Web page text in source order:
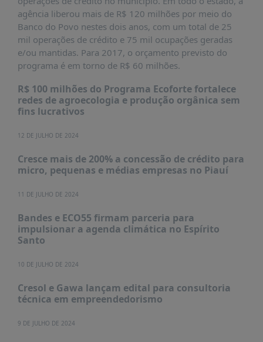
agência liberou mais de R$ 120 milhões por meio do
Banco do Povo nestes dois anos, com um total de 25
mil operações de crédito e 75 mil ocupações geradas
e/ou mantidas. Para 2017, o orçamento previsto do
programa é em torno de R$ 60 milhões.
R$ 100 milhões do Programa Ecoforte fortalece
redes de agroecologia e produção orgânica sem
fins lucrativos
12 DE JULHO DE 2024
Cresce mais de 200% a concessão de crédito para
micro, pequenas e médias empresas no Piauí
11 DE JULHO DE 2024
Bandes e ECO55 firmam parceria para
impulsionar a agenda climática no Espírito
Santo
10 DE JULHO DE 2024
Cresol e Gawa lançam edital para consultoria
técnica em empreendedorismo
9 DE JULHO DE 2024